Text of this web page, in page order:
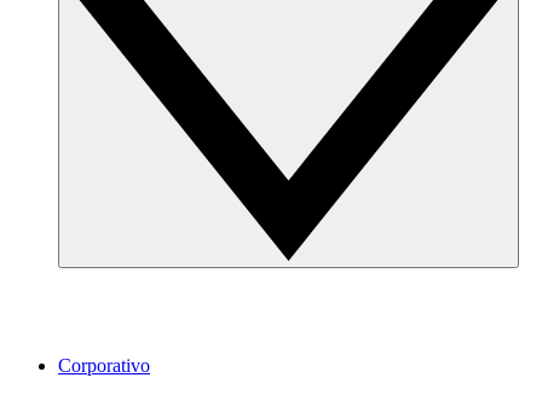
Corporativo